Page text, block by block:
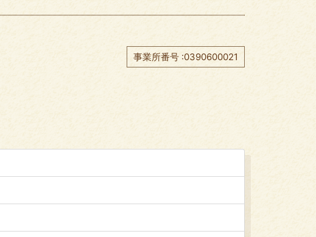
事業所番号 :0390600021